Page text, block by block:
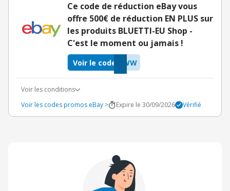
Ce code de réduction eBay vous
offre 500€ de réduction EN PLUS sur
les produits BLUETTI-EU Shop -
C'est le moment ou jamais !
5WW
Voir le code
Voir les conditions
Voir les codes promos eBay >
Expire le 30/09/2026 Vérifié